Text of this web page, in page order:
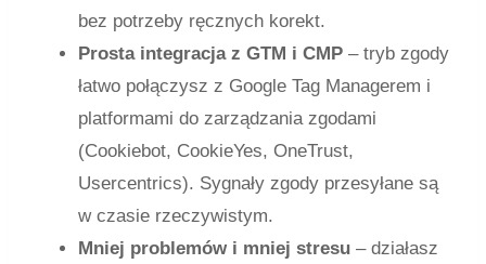
bez potrzeby ręcznych korekt.
Prosta integracja z GTM i CMP – tryb zgody
łatwo połączysz z Google Tag Managerem i
platformami do zarządzania zgodami
(Cookiebot, CookieYes, OneTrust,
Usercentrics). Sygnały zgody przesyłane są
w czasie rzeczywistym.
Mniej problemów i mniej stresu – działasz